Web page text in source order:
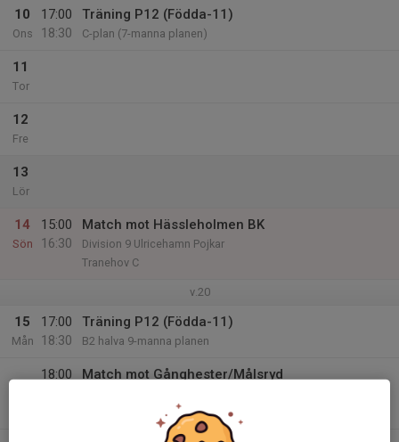
10
Ons
17:00
18:30
Träning P12 (Födda-11)
C-plan (7-manna planen)
11
Tor
12
Fre
13
Lör
14
Sön
15:00
16:30
Match mot Hässleholmen BK
Division 9 Ulricehamn Pojkar
Tranehov C
v.20
15
Mån
17:00
18:30
Träning P12 (Födda-11)
B2 halva 9-manna planen
18:00
Match mot Gånghester/Målsryd